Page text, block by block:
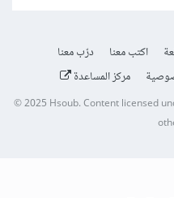
اكتب معنا
درّب معنا
مركز المساعدة
© 2025Hsoub.Content licensed